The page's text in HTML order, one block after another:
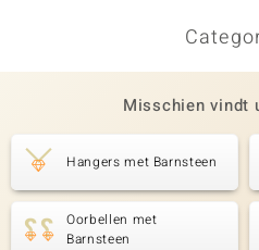
Misschien vindt
Hangers met Barnsteen
Oorbellen met
Barnsteen